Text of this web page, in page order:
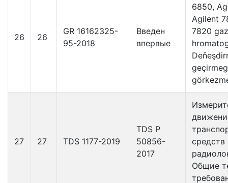
26 26
GR 16162325-
95-2018
Введен
впервые
6850,
Agilent
7820 gaz
27 27 TDS 1177-2019
TDS P
50856-
2017
средств
Общие